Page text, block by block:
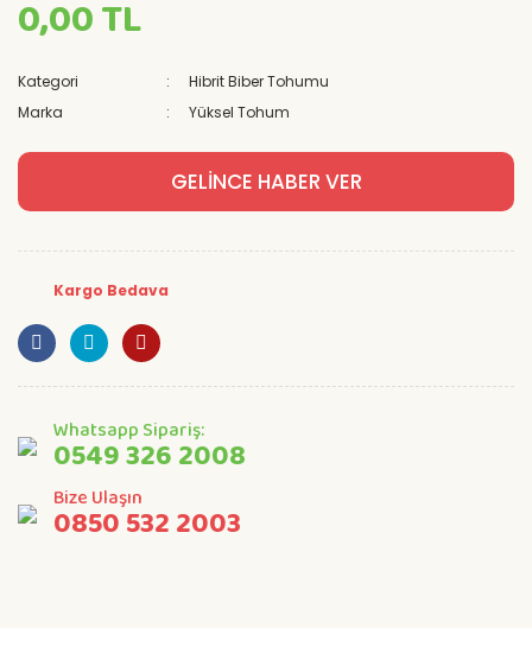
0,00 TL
Kategori
Hibrit Biber Tohumu
Marka
Yüksel Tohum
GELİNCE HABER VER
Kargo Bedava
Whatsapp Sipariş:
0549 326 2008
Bize Ulaşın
0850 532 2003